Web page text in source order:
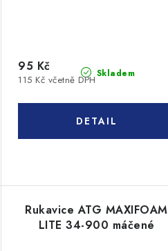
Skladem
115 Kč včetně DPH
95 Kč
Rukavice ATG MAXIFOAM
LITE 34-900 máčené